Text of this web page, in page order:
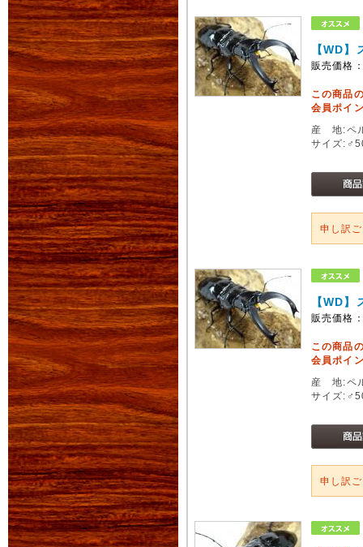
【WD
販売価格
この商品
会員ポイ
産 地:ペ
サイズ
申し訳
【WD
販売価格
この商品
会員ポイ
産 地:ペ
サイズ
申し訳